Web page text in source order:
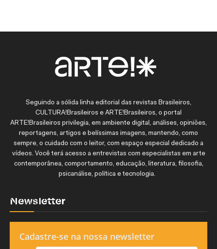
Seguindo a sólida linha editorial das revistas Brasileiros,
CULTURA!Brasileiros e ARTE!Brasileiros, o portal
ARTE!Brasileiros privilegia, em ambiente digital, análises, opiniões,
reportagens, artigos e belíssimas imagens, mantendo, como
sempre, o cuidado com o leitor, com espaço especial dedicado a
vídeos. Você terá acesso a entrevistas com especialistas em arte
contemporânea, comportamento, educação, literatura, filosofia,
psicanálise, política e tecnologia.
Newsletter
Cadastre-se na nossa newsletter